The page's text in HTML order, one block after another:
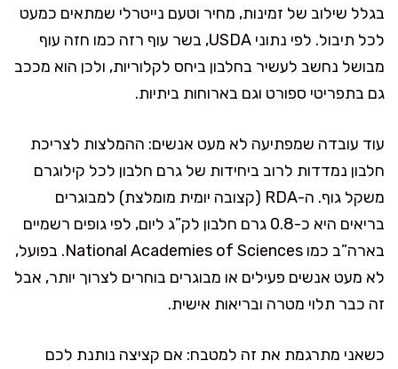
בגלל שילוב של זמינות, מחיר וטעם נייטרלי שמתאים כמעט
לכל תיבול. לפי נתוני USDA, בשר עוף רזה כמו חזה עוף
מבושל נחשב לעשיר בחלבון ביחס לקלוריות, ולכן הוא מככב
גם בתפריטי ספורט וגם בארוחות ביתיות.
עוד עובדה שמפתיעה לא מעט אנשים: ההמלצות לצריכת
חלבון נמדדות לרוב ביחידות של גרם חלבון לכל קילוגרם
משקל גוף. ה-RDA (קצובה יומית מומלצת) למבוגרים
בריאים היא כ-0.8 גרם חלבון לק”ג ליום, לפי גופים רשמיים
בארה”ב כמו National Academies of Sciences. בפועל,
לא מעט אנשים פעילים או מבוגרים בוחרים לצרוך יותר, אבל
זה כבר תלוי מטרה ובריאות אישית.
כשאני מתרגמת את זה למטבח: אם קציצה נותנת לכם